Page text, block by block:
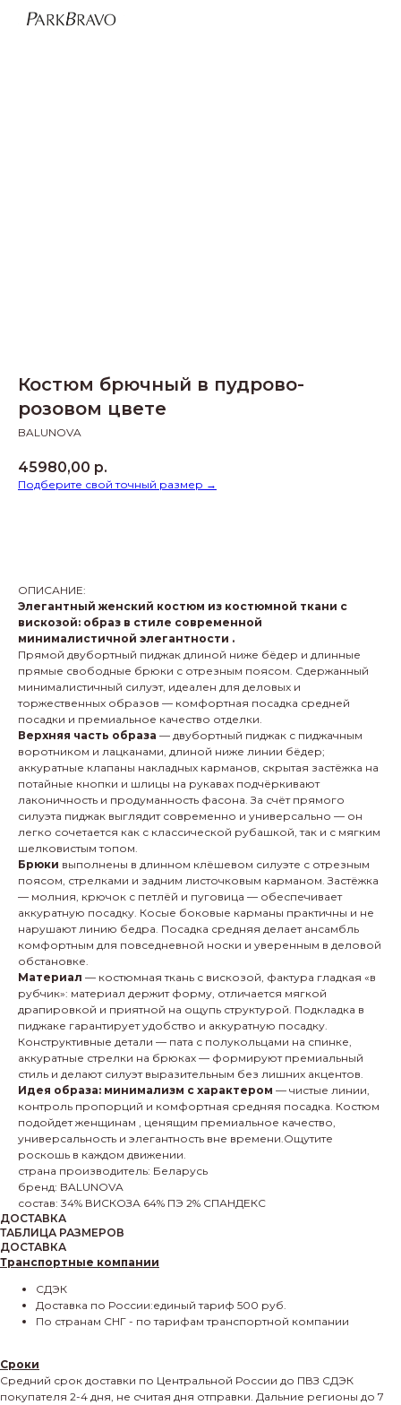
Костюм брючный в пудрово-
розовом цвете
BALUNOVA
45980,00 р.
Подберите свой точный размер →
ОПИСАНИЕ:
Элегантный женский костюм из костюмной ткани с
вискозой: образ в стиле современной
минималистичной элегантности .
Прямой двубортный пиджак длиной ниже бёдер и длинные
прямые свободные брюки с отрезным поясом. Сдержанный
минималистичный силуэт, идеален для деловых и
торжественных образов — комфортная посадка средней
посадки и премиальное качество отделки.
Верхняя часть образа — двубортный пиджак с пиджачным
воротником и лацканами, длиной ниже линии бёдер;
аккуратные клапаны накладных карманов, скрытая застёжка на
потайные кнопки и шлицы на рукавах подчёркивают
лаконичность и продуманность фасона. За счёт прямого
силуэта пиджак выглядит современно и универсально — он
легко сочетается как с классической рубашкой, так и с мягким
шелковистым топом.
Брюки выполнены в длинном клёшевом силуэте с отрезным
поясом, стрелками и задним листочковым карманом. Застёжка
— молния, крючок с петлёй и пуговица — обеспечивает
аккуратную посадку. Косые боковые карманы практичны и не
нарушают линию бедра. Посадка средняя делает ансамбль
комфортным для повседневной носки и уверенным в деловой
обстановке.
Материал — костюмная ткань с вискозой, фактура гладкая «в
рубчик»: материал держит форму, отличается мягкой
драпировкой и приятной на ощупь структурой. Подкладка в
пиджаке гарантирует удобство и аккуратную посадку.
Конструктивные детали — пата с полукольцами на спинке,
аккуратные стрелки на брюках — формируют премиальный
стиль и делают силуэт выразительным без лишних акцентов.
Идея образа: минимализм с характером — чистые линии,
контроль пропорций и комфортная средняя посадка. Костюм
подойдет женщинам , ценящим премиальное качество,
универсальность и элегантность вне времени.Ощутите
роскошь в каждом движении.
страна производитель: Беларусь
бренд: BALUNOVA
состав: 34% ВИСКОЗА 64% ПЭ 2% СПАНДЕКС
ДОСТАВКА
ТАБЛИЦА РАЗМЕРОВ
ДОСТАВКА
Транспортные компании
СДЭК
Доставка по России:единый тариф 500 руб.
По странам СНГ - по тарифам транспортной компании
Сроки
Средний срок доставки по Центральной России до ПВЗ СДЭК
покупателя 2-4 дня, не считая дня отправки. Дальние регионы до 7